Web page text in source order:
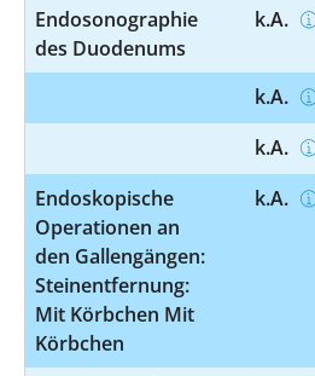
Endosonographie
des Duodenums
k.A.
k.A.
k.A.
Endoskopische
Operationen an
den Gallengängen:
Steinentfernung:
Mit Körbchen Mit
Körbchen
k.A.